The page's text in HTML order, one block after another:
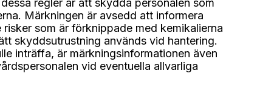
regler är att skydda personalen som
Märkningen är avsedd att informera
risker som är förknippade med kemikalierna
skyddsutrustning används vid hantering.
inträffa, är märkningsinformationen även
vid eventuella allvarliga